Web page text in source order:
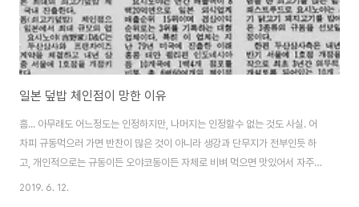
일본 덮밥 체인점이 망한 이유
흠... 아무래도 어느정도는 인정하지만, 나머지는 인정할수 없는 것도 사실. 어
차피 규동먹으러 가면 반찬이 많은 것이 아니라 생강과 단무지가 전부인듯 하
고, 개인적으로는 규동이든 오야코동이든 자체로 비벼 먹으면 맛있어서 자주
먹으러 가는데... 대중화 되지는 않은듯합니다. 오히려 더 비싼 갓포, 스시요리,
2019. 6. 12.